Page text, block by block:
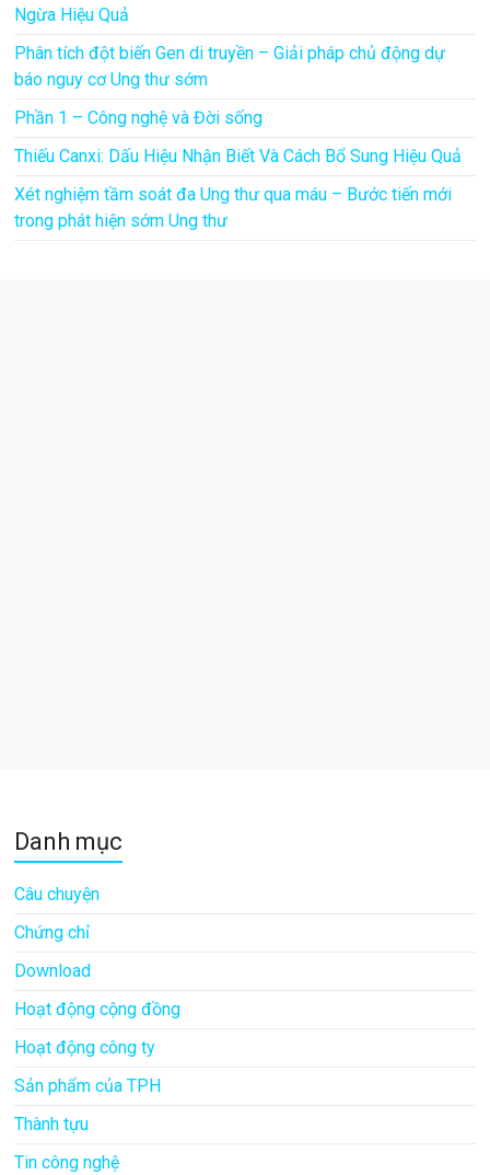
Ngừa Hiệu Quả
Phân tích đột biến Gen di truyền – Giải pháp chủ động dự
báo nguy cơ Ung thư sớm
Phần 1 – Công nghệ và Đời sống
Thiếu Canxi: Dấu Hiệu Nhận Biết Và Cách Bổ Sung Hiệu Quả
Xét nghiệm tầm soát đa Ung thư qua máu – Bước tiến mới
trong phát hiện sớm Ung thư
Danh mục
Câu chuyện
Chứng chỉ
Download
Hoạt động cộng đồng
Hoạt động công ty
Sản phẩm của TPH
Thành tựu
Tin công nghệ